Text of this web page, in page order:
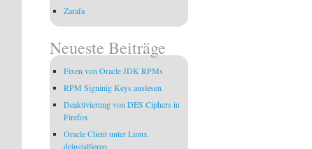
Zarafa
Neueste Beiträge
Fixen von Oracle JDK RPMs
RPM Signinig Keys auslesen
Deaktivierung von DES Ciphers in
Firefox
Oracle Client unter Linux
deinstallieren